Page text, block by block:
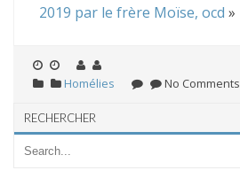
2019 par le frère Moïse, ocd »
Homélies No Comments
RECHERCHER